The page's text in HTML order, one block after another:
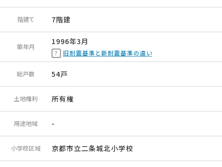
階建て 7階建
築年月
1996年3月
旧耐震基準と新耐震基準の違い
総戸数 54戸
土地権利 所有権
用途地域 -
小学校区域 京都市立二条城北小学校